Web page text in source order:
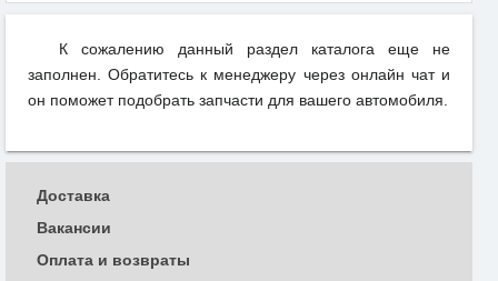
К сожалению данный раздел каталога еще не
заполнен. Обратитесь к менеджеру через онлайн чат и
он поможет подобрать запчасти для вашего автомобиля.
Доставка
Вакансии
Оплата и возвраты